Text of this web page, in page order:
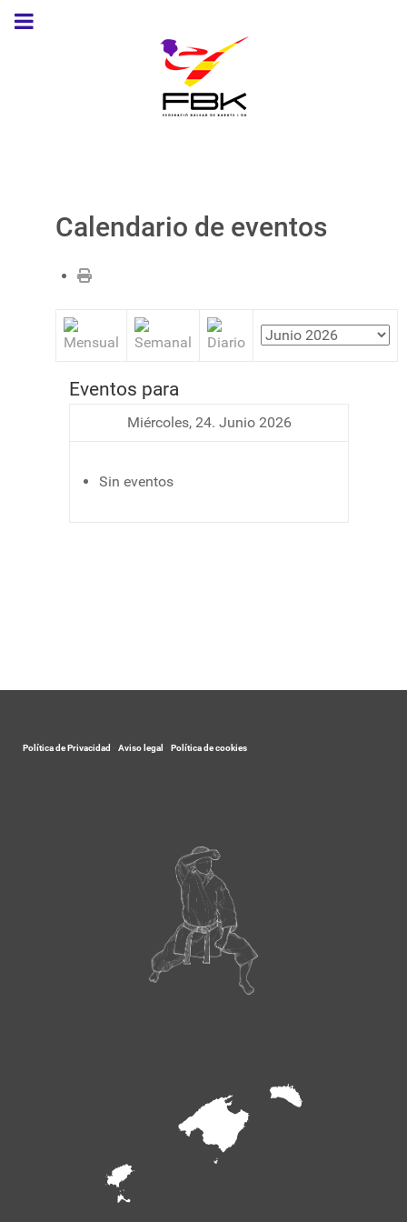
Calendario de eventos
Eventos para
Miércoles, 24. Junio 2026
Sin eventos
Política de Privacidad Aviso legal Política de cookies